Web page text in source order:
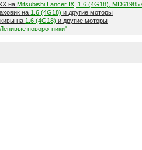
на Mitsubishi Lancer IX, 1.6 (4G18),
на 1.6 (4G18) и другие моторы
на 1.6 (4G18) и другие моторы
поворотники"